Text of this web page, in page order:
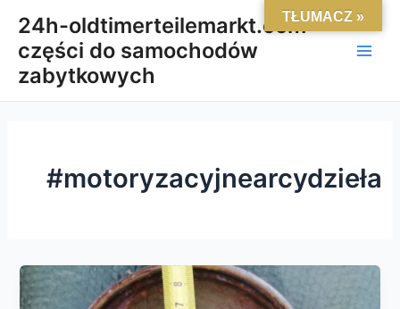
content
24h-oldtimerteilemarkt.com-
części do samochodów
zabytkowych
Main
#motoryzacyjnearcydzieła
TŁUMACZ »